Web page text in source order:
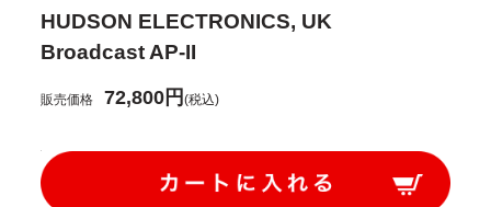
HUDSON ELECTRONICS, UK
Broadcast AP-II
販売価格 72,800円(税込)